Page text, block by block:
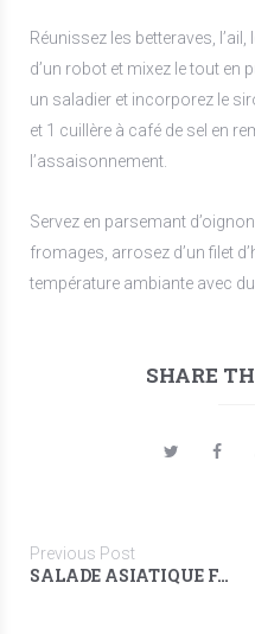
Réunissez les betteraves,
d’un robot et mixez le tout en
un saladier et incorporez le
et 1 cuillère à café de sel en
l’assaisonnement.
Servez en parsemant
fromages, arrosez d’un filet
température ambiante avec
SHARE
Previous Post
SALADE ASIATIQUE FAÇON PAD THAÏ